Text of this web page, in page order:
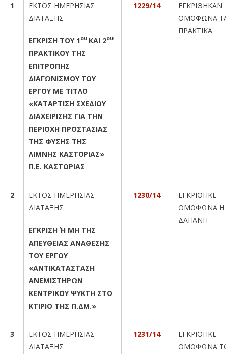
1
ΕΚΤΟΣ ΗΜΕΡΗΣΙΑΣ
ΔΙΑΤΑΞΗΣ
ΕΓΚΡΙΣΗ ΤΟΥ 1ου ΚΑΙ 2ου
ΠΡΑΚΤΙΚΟΥ ΤΗΣ
ΕΠΙΤΡΟΠΗΣ
ΔΙΑΓΩΝΙΣΜΟΥ ΤΟΥ
ΕΡΓΟΥ ΜΕ ΤΙΤΛΟ
«ΚΑΤΑΡΤΙΣΗ ΣΧΕΔΙΟΥ
ΔΙΑΧΕΙΡΙΣΗΣ ΓΙΑ ΤΗΝ
ΠΕΡΙΟΧΗ ΠΡΟΣΤΑΣΙΑΣ
ΤΗΣ ΦΥΣΗΣ ΤΗΣ
ΛΙΜΝΗΣ ΚΑΣΤΟΡΙΑΣ»
Π.Ε. ΚΑΣΤΟΡΙΑΣ
1229/14
ΕΓΚΡΙΘΗΚΑΝ
ΟΜΟΦΩΝΑ
ΠΡΑΚΤΙΚΑ
2
ΕΚΤΟΣ ΗΜΕΡΗΣΙΑΣ
ΔΙΑΤΑΞΗΣ
ΕΓΚΡΙΣΗ Ή ΜΗ ΤΗΣ
ΑΠΕΥΘΕΙΑΣ ΑΝΑΘΕΣΗΣ
ΤΟΥ ΕΡΓΟΥ
«ΑΝΤΙΚΑΤΑΣΤΑΣΗ
ΑΝΕΜΙΣΤΗΡΩΝ
ΚΕΝΤΡΙΚΟΥ ΨΥΚΤΗ ΣΤΟ
ΚΤΙΡΙΟ ΤΗΣ Π.ΔΜ.»
1230/14
ΕΓΚΡΙΘΗΚΕ
ΟΜΟΦΩΝΑ Η
ΔΑΠΑΝΗ
3
ΕΚΤΟΣ ΗΜΕΡΗΣΙΑΣ
ΔΙΑΤΑΞΗΣ
1231/14
ΕΓΚΡΙΘΗΚΕ
ΟΜΟΦΩΝΑ